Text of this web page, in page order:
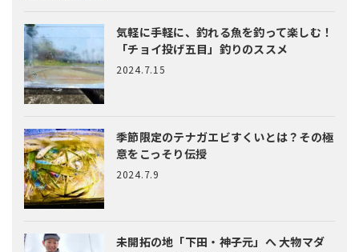
気軽に手軽に、釣れる魚を釣って楽しむ！
「チョイ投げ五目」釣りのススメ
2024.7.15
季節限定のテナガエビすくいとは？ その極
意をこっそり伝授
2024.7.9
未開拓の地「下田・神子元」へ大物マダ